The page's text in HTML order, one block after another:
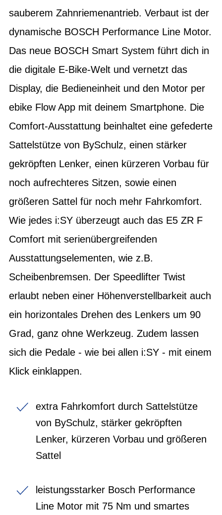
sauberem Zahnriemenantrieb. Verbaut ist der
dynamische BOSCH Performance Line Motor.
Das neue BOSCH Smart System führt dich in
die digitale E-Bike-Welt und vernetzt das
Display, die Bedieneinheit und den Motor per
ebike Flow App mit deinem Smartphone. Die
Comfort-Ausstattung beinhaltet eine gefederte
Sattelstütze von BySchulz, einen stärker
gekröpften Lenker, einen kürzeren Vorbau für
noch aufrechteres Sitzen, sowie einen
größeren Sattel für noch mehr Fahrkomfort.
Wie jedes i:SY überzeugt auch das E5 ZR F
Comfort mit serienübergreifenden
Ausstattungselementen, wie z.B.
Scheibenbremsen. Der Speedlifter Twist
erlaubt neben einer Höhenverstellbarkeit auch
ein horizontales Drehen des Lenkers um 90
Grad, ganz ohne Werkzeug. Zudem lassen
sich die Pedale - wie bei allen i:SY - mit einem
Klick einklappen.
extra Fahrkomfort durch Sattelstütze
von BySchulz, stärker gekröpften
Lenker, kürzeren Vorbau und größeren
Sattel
leistungsstarker Bosch Performance
Line Motor mit 75 Nm und smartes